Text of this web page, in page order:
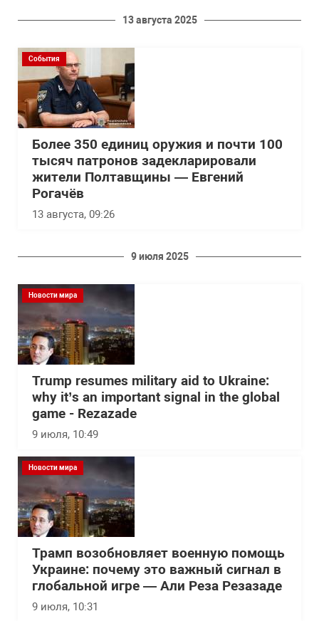
13 августа 2025
События
Более 350 единиц оружия и почти 100
тысяч патронов задекларировали
жители Полтавщины — Евгений
Рогачёв
13 августа, 09:26
9 июля 2025
Новости мира
Trump resumes military aid to Ukraine:
why it’s an important signal in the global
game - Rezazade
9 июля, 10:49
Новости мира
Трамп возобновляет военную помощь
Украине: почему это важный сигнал в
глобальной игре — Али Реза Резазаде
9 июля, 10:31